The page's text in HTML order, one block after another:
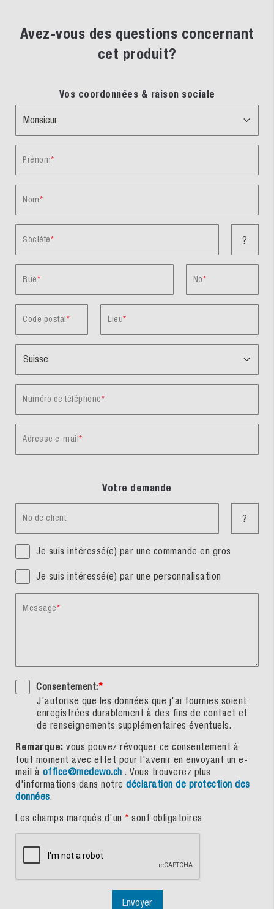
Avez-vous des questions concernant
cet produit?
Vos coordonnées & raison sociale
Prénom
Nom
Société ?
Rue No
Code postal Lieu
Numéro de téléphone
Adresse e-mail
Votre demande
No de client ?
Je suis intéressé(e) par une commande en gros
Je suis intéressé(e) par une personnalisation
Message
Consentement:*
J'autorise que les données que j'ai fournies soient
enregistrées durablement à des fins de contact et
de renseignements supplémentaires éventuels.
Remarque: vous pouvez révoquer ce consentement à
tout moment avec effet pour l'avenir en envoyant un e-
mail à office@medewo.ch . Vous trouverez plus
d'informations dans notre déclaration de protection des
données.
Les champs marqués d'un * sont obligatoires
Envoyer